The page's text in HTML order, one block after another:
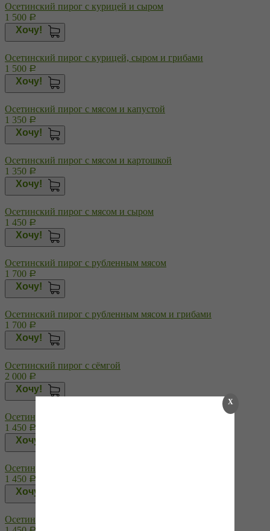
Осетинский пирог с курицей и сыром
1 500 Р
Хочу!
Осетинский пирог с курицей, сыром и грибами
1 500 Р
Хочу!
Осетинский пирог с мясом и капустой
1 350 Р
Хочу!
Осетинский пирог с мясом и картошкой
1 350 Р
Хочу!
Осетинский пирог с мясом и сыром
1 450 Р
Хочу!
Осетинский пирог с рубленным мясом
1 700 Р
Хочу!
Осетинский пирог с рубленным мясом и грибами
1 700 Р
Хочу!
Осетинский пирог с сёмгой
2 000 Р
Хочу!
Осетинский пирог с сыром (Уалибах)
1 450 Р
Хочу!
Осетинский пирог с сыром и зеленым луком
1 450 Р
Хочу!
Осетинский пирог с сыром и зеленью
X